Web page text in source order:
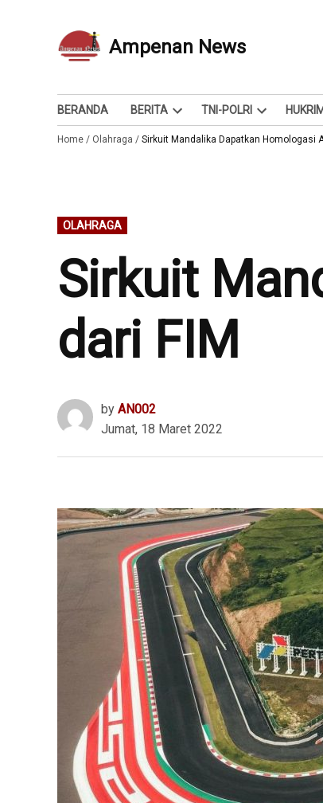
Ampenan News
Berita dan Info
BERANDA BERITA
Open
dropdown
TNI-POLRI
Open
dropdown
HUKRIM
Home / Olahraga / Sirkuit Mandalika Dapatkan Homologasi
POSTED
IN
OLAHRAGA
Sirkuit
dari FIM
by AN002
Jumat, 18 Maret 2022